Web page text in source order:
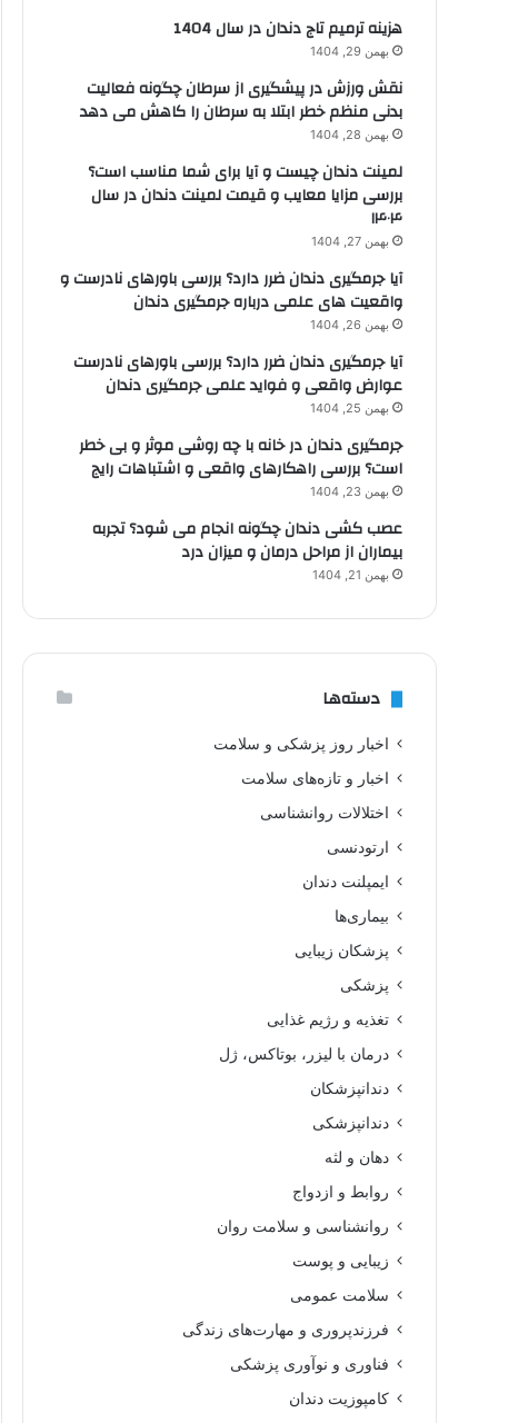
هزینه ترمیم تاج دندان در سال 1404
بهمن 29, 1404
نقش ورزش در پیشگیری از سرطان چگونه فعالیت
بدنی منظم خطر ابتلا به سرطان را کاهش می دهد
بهمن 28, 1404
لمینت دندان چیست و آیا برای شما مناسب است؟
بررسی مزایا معایب و قیمت لمینت دندان در سال
۱۴۰۴
بهمن 27, 1404
آیا جرمگیری دندان ضرر دارد؟ بررسی باورهای نادرست و
واقعیت های علمی درباره جرمگیری دندان
بهمن 26, 1404
آیا جرمگیری دندان ضرر دارد؟ بررسی باورهای نادرست
عوارض واقعی و فواید علمی جرمگیری دندان
بهمن 25, 1404
جرمگیری دندان در خانه با چه روشی موثر و بی خطر
است؟ بررسی راهکارهای واقعی و اشتباهات رایج
بهمن 23, 1404
عصب کشی دندان چگونه انجام می شود؟ تجربه
بیماران از مراحل درمان و میزان درد
بهمن 21, 1404
دسته‌ها
اخبار روز پزشکی و سلامت
اخبار و تازه‌های سلامت
اختلالات روانشناسی
ارتودنسی
ایمپلنت دندان
بیماری‌ها
پزشکان زیبایی
پزشکی
تغذیه و رژیم غذایی
درمان با لیزر، بوتاکس، ژل
دندانپزشکان
دندانپزشکی
دهان و لثه
روابط و ازدواج
روانشناسی و سلامت روان
زیبایی و پوست
سلامت عمومی
فرزندپروری و مهارت‌های زندگی
فناوری و نوآوری پزشکی
کامپوزیت دندان